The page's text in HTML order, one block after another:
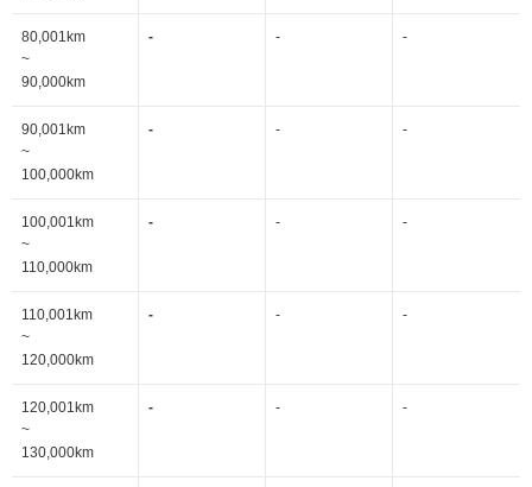
80,001km
~
90,000km
- - -
90,001km
~
100,000km
- - -
100,001km
~
110,000km
- - -
110,001km
~
120,000km
- - -
120,001km
~
130,000km
- - -